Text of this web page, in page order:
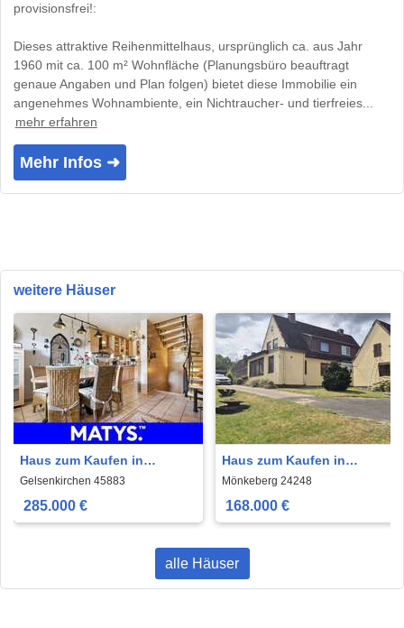
provisionsfrei!:
Dieses attraktive Reihenmittelhaus, ursprünglich ca. aus Jahr
1960 mit ca. 100 m² Wohnfläche (Planungsbüro beauftragt
genaue Angaben und Plan folgen) bietet diese Immobilie ein
angenehmes Wohnambiente, ein Nichtraucher- und tierfreies...
mehr erfahren
Mehr Infos ➜
weitere Häuser
Haus zum Kaufen in
Gelsenkirchen 285.000 €
112 m²
Gelsenkirchen 45883
285.000 €
Haus zum Kaufen in
Mönkeberg 168.000 € 101
m²
Mönkeberg 24248
168.000 €
alle Häuser